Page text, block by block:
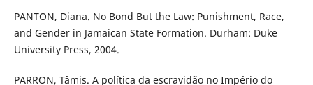
PANTON, Diana. No Bond But the Law: Punishment, Race,
and Gender in Jamaican State Formation. Durham: Duke
University Press, 2004.
PARRON, Tâmis. A política da escravidão no Império do